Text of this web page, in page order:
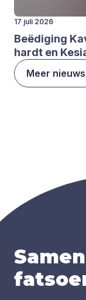
17 juli 2026
Beë­di­ging
hardt en
Meer nieuws